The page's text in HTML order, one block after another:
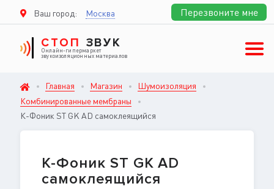
Ваш город: Москва
СТОП ЗВУК
Онлайн-гипермаркет
звукоизоляционных материалов
Перезвоните мне
Главная Магазин
Шумоизоляция
Комбинированные мембраны
К-Фоник ST GK AD самоклеящийся
К-Фоник ST GK AD
самоклеящийся